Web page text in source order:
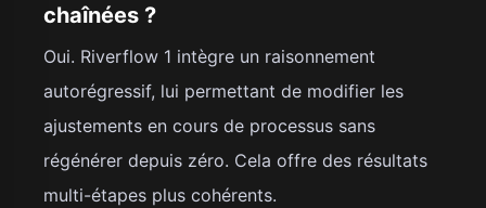
chaînées ?
Oui. Riverflow 1 intègre un raisonnement
autorégressif, lui permettant de modifier les
ajustements en cours de processus sans
régénérer depuis zéro. Cela offre des résultats
multi-étapes plus cohérents.